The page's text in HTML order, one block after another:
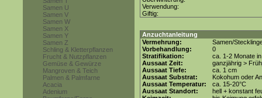
Samen U
Samen V
Samen W
Samen X
Samen Y
Samen Z
Schling & Kletterpflanzen
Frucht & Nutzpflanzen
Gemüse & Gewürze
Mangroven & Teich
Palmen & Palmfarne
Acacia
Adenium
Verwendung:
Giftig:
Anzuchtanleitung
Vermehrung:
Samen/
Vorbehandlung:
0
Stratifikation:
ca. 1-2 Monate
Aussaat Zeit:
ganzjährig >
Aussaat Tiefe:
ca. 1 cm
Aussaat Substrat:
Kokohum oder
Aussaat Temperatur:
ca. 15-20°C
Aussaat Standort:
hell + konstant